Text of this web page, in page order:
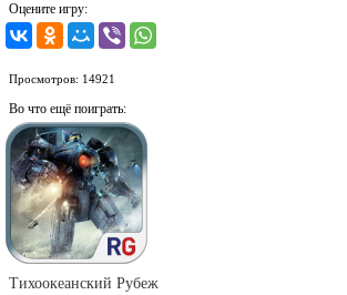
Оцените игру:
Просмотров: 14921
Во что ещё поиграть:
Тихоокеанский Рубеж